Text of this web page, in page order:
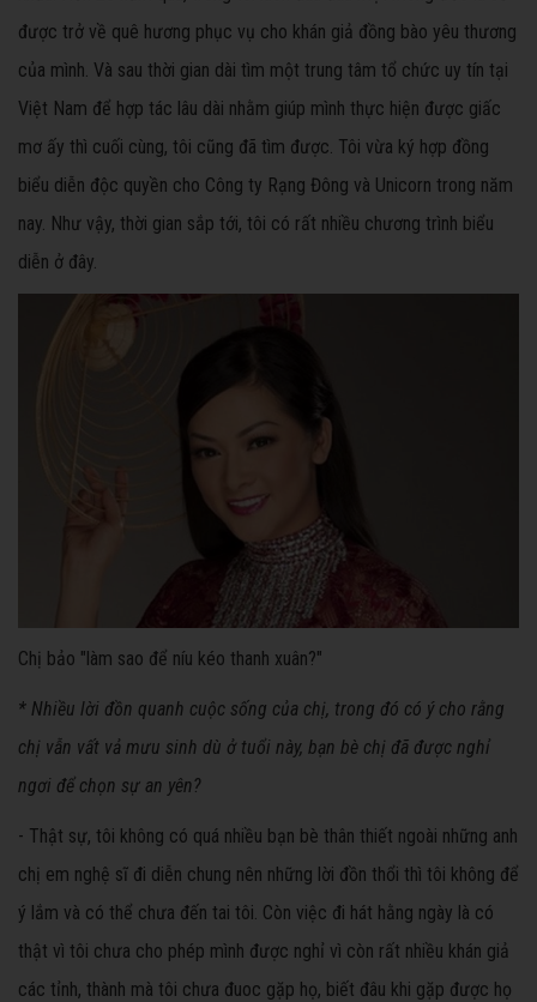
được trở về quê hương phục vụ cho khán giả đồng bào yêu thương
của mình. Và sau thời gian dài tìm một trung tâm tổ chức uy tín tại
Việt Nam để hợp tác lâu dài nhằm giúp mình thực hiện được giấc
mơ ấy thì cuối cùng, tôi cũng đã tìm được. Tôi vừa ký hợp đồng
biểu diễn độc quyền cho Công ty Rạng Đông và Unicorn trong năm
nay. Như vậy, thời gian sắp tới, tôi có rất nhiều chương trình biểu
diễn ở đây.
Chị bảo "làm sao để níu kéo thanh xuân?"
* Nhiều lời đồn quanh cuộc sống của chị, trong đó có ý cho rằng
chị vẫn vất vả mưu sinh dù ở tuổi này, bạn bè chị đã được nghỉ
ngơi để chọn sự an yên?
- Thật sự, tôi không có quá nhiều bạn bè thân thiết ngoài những anh
chị em nghệ sĩ đi diễn chung nên những lời đồn thổi thì tôi không để
ý lắm và có thể chưa đến tai tôi. Còn việc đi hát hằng ngày là có
thật vì tôi chưa cho phép mình được nghỉ vì còn rất nhiều khán giả
các tỉnh, thành mà tôi chưa đuoc gặp họ, biết đâu khi gặp được họ